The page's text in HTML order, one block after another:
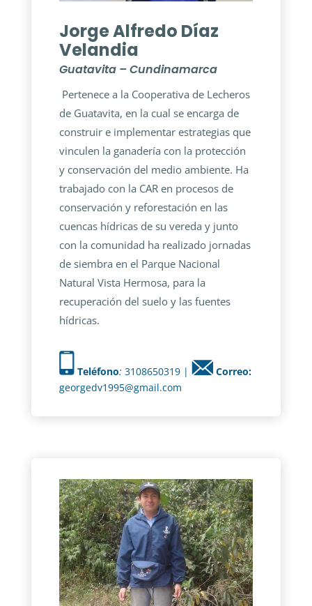
Jorge Alfredo Díaz
Velandia
Guatavita – Cundinamarca
Pertenece a la Cooperativa de Lecheros
de Guatavita, en la cual se encarga de
construir e implementar estrategias que
vinculen la ganadería con la protección
y conservación del medio ambiente. Ha
trabajado con la CAR en procesos de
conservación y reforestación en las
cuencas hídricas de su vereda y junto
con la comunidad ha realizado jornadas
de siembra en el Parque Nacional
Natural Vista Hermosa, para la
recuperación del suelo y las fuentes
hídricas.
Teléfono: 3108650319 |
Correo:
georgedv1995@gmail.com